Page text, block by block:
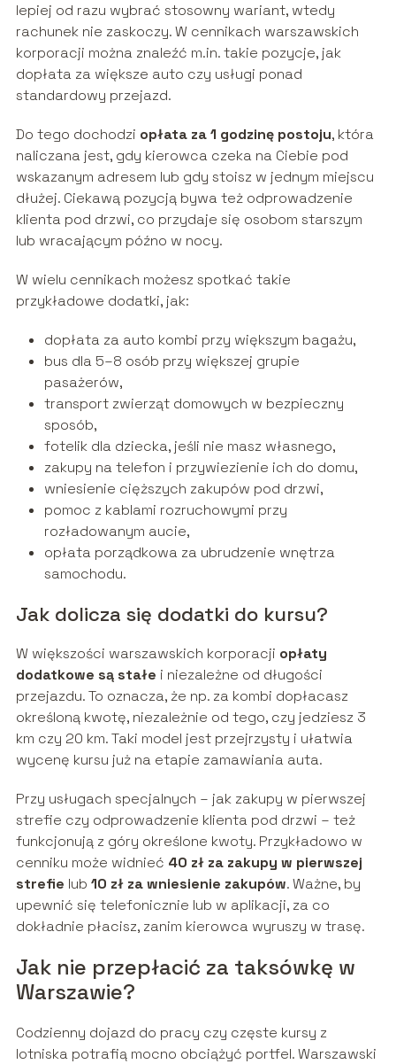
lepiej od razu wybrać stosowny wariant, wtedy
rachunek nie zaskoczy. W cennikach warszawskich
korporacji można znaleźć m.in. takie pozycje, jak
dopłata za większe auto czy usługi ponad
standardowy przejazd.
Do tego dochodzi opłata za 1 godzinę postoju, która
naliczana jest, gdy kierowca czeka na Ciebie pod
wskazanym adresem lub gdy stoisz w jednym miejscu
dłużej. Ciekawą pozycją bywa też odprowadzenie
klienta pod drzwi, co przydaje się osobom starszym
lub wracającym późno w nocy.
W wielu cennikach możesz spotkać takie
przykładowe dodatki, jak:
dopłata za auto kombi przy większym bagażu,
bus dla 5–8 osób przy większej grupie
pasażerów,
transport zwierząt domowych w bezpieczny
sposób,
fotelik dla dziecka, jeśli nie masz własnego,
zakupy na telefon i przywiezienie ich do domu,
wniesienie cięższych zakupów pod drzwi,
pomoc z kablami rozruchowymi przy
rozładowanym aucie,
opłata porządkowa za ubrudzenie wnętrza
samochodu.
Jak dolicza się dodatki do kursu?
W większości warszawskich korporacji opłaty
dodatkowe są stałe i niezależne od długości
przejazdu. To oznacza, że np. za kombi dopłacasz
określoną kwotę, niezależnie od tego, czy jedziesz 3
km czy 20 km. Taki model jest przejrzysty i ułatwia
wycenę kursu już na etapie zamawiania auta.
Przy usługach specjalnych – jak zakupy w pierwszej
strefie czy odprowadzenie klienta pod drzwi – też
funkcjonują z góry określone kwoty. Przykładowo w
cenniku może widnieć 40 zł za zakupy w pierwszej
strefie lub 10 zł za wniesienie zakupów. Ważne, by
upewnić się telefonicznie lub w aplikacji, za co
dokładnie płacisz, zanim kierowca wyruszy w trasę.
Jak nie przepłacić za taksówkę w
Warszawie?
Codzienny dojazd do pracy czy częste kursy z
lotniska potrafią mocno obciążyć portfel. Warszawski